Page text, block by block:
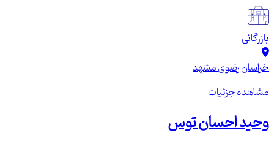
بازرگانی
خراسان رضویمشهد
مشاهده جزئیات
وحید احسان توس